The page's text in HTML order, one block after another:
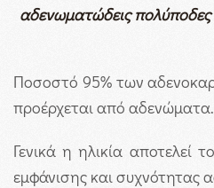
αδενωματώδεις
Ποσοστό 95% των
προέρχεται από αδενώματα.
Γενικά η ηλικία αποτελεί
εμφάνισης και συχνότητας